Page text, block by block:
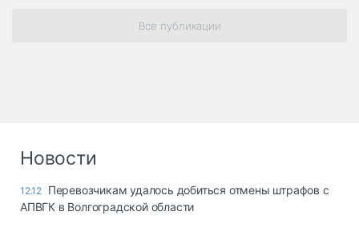
Все публикации
Новости
12.12 Перевозчикам удалось добиться отмены штрафов с
АПВГК в Волгоградской области